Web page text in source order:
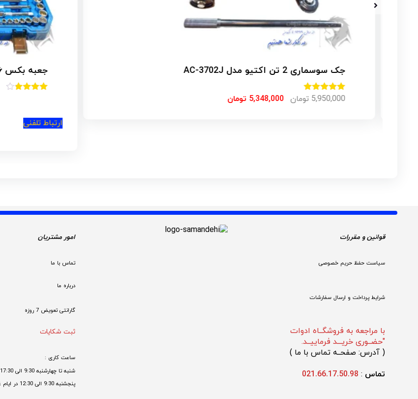
جک سوسماری 2 تن اکتیو مدل AC-3702J
امتیاز5.005,950,000 تومان 5,348,000 تومان
جعبه بکس ۱۴۶ عددی باس مدل Bs-146
ارتباط تلفنی
قوانین و مقررات
سیاست حفظ حریم خصوصی
شرایط پرداخت و ارسال سفارشات
با مراجعه به فروشگــاه ادوات
"حضــوری خریـــد فرماییــد.
( آدرس: صفحــه تماس با ما )
تماس :
021.66.17.50.98
امور مشتریان
تماس با ما
درباره ما
گارانتی تعویض 7 روزه
ثبت شکایات
ساعت کاری :
شنبه تا چهارشنبه 9:30 الی 17:30
پنجشنبه 9:30 الی 12:30 در ایام غیر تعطیل